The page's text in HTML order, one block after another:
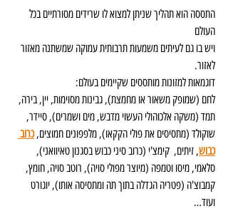
התססה הוא תהליך שניתן למצוא לו שרידים מסורתיים בכל
העולם
ויש בו גם לעיתים משמעות תרבותית עמוקה שמשתנה מאזור
לאזור.
דוגמאות למזונות מותססים שקיימים בעולם:
לחם (שמופק משאור או מחמצת), גבינות מסוימות, יין, בירה,
תמד (משקה אלכוהולי העשוי מדבש, מים ושמרים), סיידר,
שוקולד (מתסיסים את פולי הקקאו), מלפפונים חמוצים, כרוב
כבוש, זיתים,  קימצ'י (כרוב סיני כבוש בסגנון טאיוואני),
סלאמי, מיסו וטמפה (מיוצר מפולי סויה), רוטב סויה, חומץ,
קמבוצ'ה (פטריה הגדלה בתוך תה ומתסיסה אותו), יוגורט
ועוד…